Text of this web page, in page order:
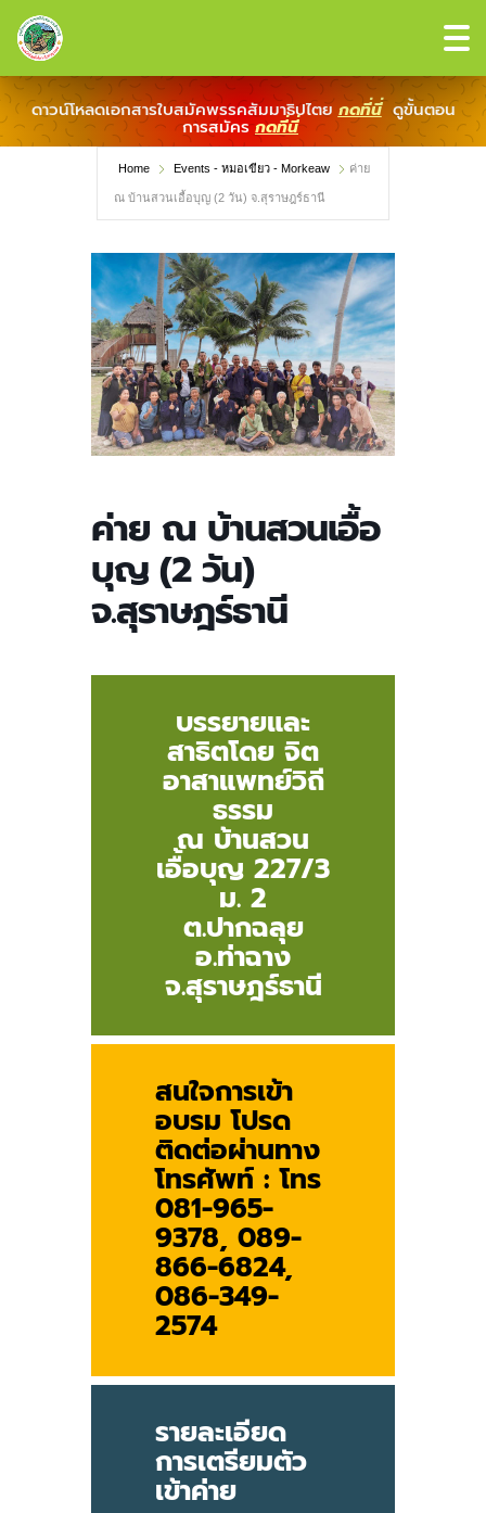
ดาวน์โหลดเอกสารใบสมัคพรรคสัมมาธิปไตย กดที่นี่ ดูขั้นตอน
การสมัครกดที่นี่
Home Events - หมอเขียว - Morkeaw ค่าย
ณ บ้านสวนเอื้อบุญ (2 วัน) จ.สุราษฎร์ธานี
ค่าย ณ บ้านสวนเอื้อ
บุญ (2 วัน)
จ.สุราษฎร์ธานี
บรรยายและ
สาธิตโดย จิต
อาสาแพทย์วิถี
ธรรม
ณ บ้านสวน
เอื้อบุญ 227/3
ม. 2
ต.ปากฉลุย
อ.ท่าฉาง
จ.สุราษฎร์ธานี
สนใจการเข้า
อบรม โปรด
ติดต่อผ่านทาง
โทรศัพท์ : โทร
081-965-
9378, 089-
866-6824,
086-349-
2574
รายละเอียด
การเตรียมตัว
เข้าค่าย